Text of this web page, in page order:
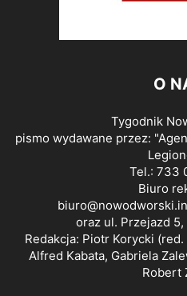
O
Tygodnik
pismo wydawane przez:
Tel.: 733
Biuro
oraz ul. Przejazd
Redakcja: Piotr Korycki
Alfred Kabata, Gabriela
Robert